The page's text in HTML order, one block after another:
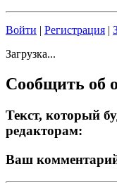
Войти | Регистрация |
Загрузка...
Сообщить об
Текст, который
редакторам:
Ваш